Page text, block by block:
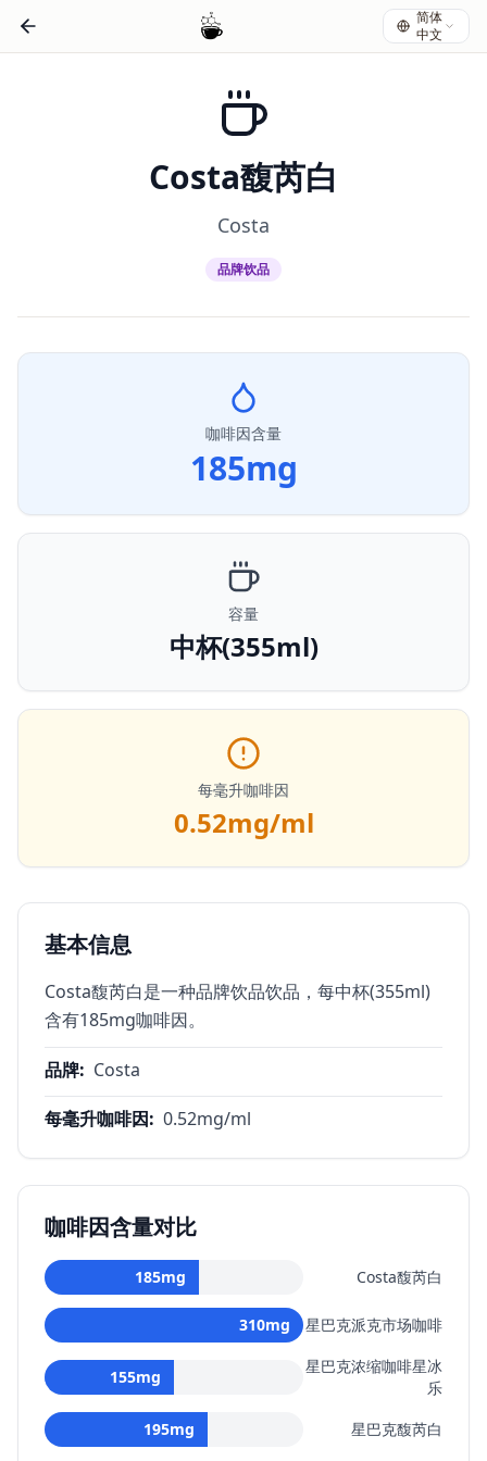
简体
中文
Costa馥芮白
Costa
品牌饮品
咖啡因含量
185mg
容量
中杯(355ml)
每毫升咖啡因
0.52mg/ml
基本信息
Costa馥芮白是一种品牌饮品饮品，每中杯(355ml)
含有185mg咖啡因。
品牌: Costa
每毫升咖啡因: 0.52mg/ml
咖啡因含量对比
185mg Costa馥芮白
310mg 星巴克派克市场咖啡
155mg
星巴克浓缩咖啡星冰
乐
195mg 星巴克馥芮白